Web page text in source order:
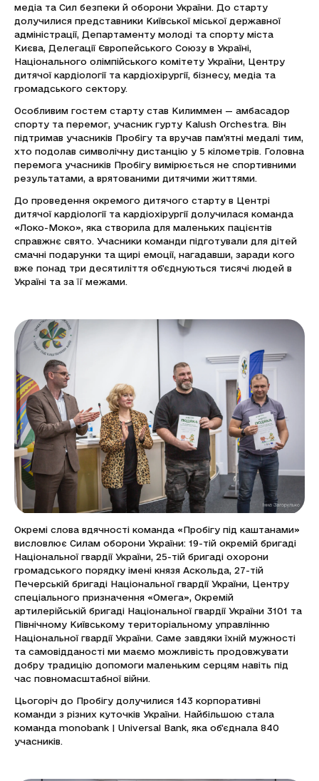
медіа та Сил безпеки й оборони України. До старту
долучилися представники Київської міської державної
адміністрації, Департаменту молоді та спорту міста
Києва, Делегації Європейського Союзу в Україні,
Національного олімпійського комітету України, Центру
дитячої кардіології та кардіохірургії, бізнесу, медіа та
громадського сектору.
Особливим гостем старту став Килиммен — амбасадор
спорту та перемог, учасник гурту Kalush Orchestra. Він
підтримав учасників Пробігу та вручав пам’ятні медалі тим,
хто подолав символічну дистанцію у 5 кілометрів. Головна
перемога учасників Пробігу вимірюється не спортивними
результатами, а врятованими дитячими життями.
До проведення окремого дитячого старту в Центрі
дитячої кардіології та кардіохірургії долучилася команда
«Локо-Моко», яка створила для маленьких пацієнтів
справжнє свято. Учасники команди підготували для дітей
смачні подарунки та щирі емоції, нагадавши, заради кого
вже понад три десятиліття об’єднуються тисячі людей в
Україні та за її межами.
Окремі слова вдячності команда «Пробігу під каштанами»
висловлює Силам оборони України: 19-тій окремій бригаді
Національної гвардії України, 25-тій бригаді охорони
громадського порядку імені князя Аскольда, 27-тій
Печерській бригаді Національної гвардії України, Центру
спеціального призначення «Омега», Окремій
артилерійській бригаді Національної гвардії України 3101 та
Північному Київському територіальному управлінню
Національної гвардії України. Саме завдяки їхній мужності
та самовідданості ми маємо можливість продовжувати
добру традицію допомоги маленьким серцям навіть під
час повномасштабної війни.
Цьогоріч до Пробігу долучилися 143 корпоративні
команди з різних куточків України. Найбільшою стала
команда monobank | Universal Bank, яка об’єднала 840
учасників.